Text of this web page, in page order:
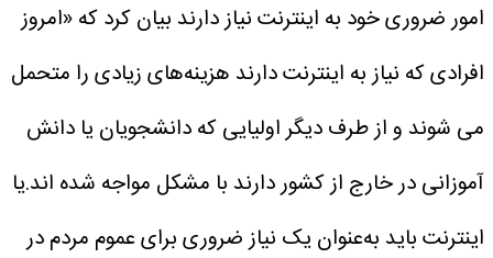
امور ضروری خود به اینترنت نیاز دارند بیان کرد که «امروز
افرادی که نیاز به اینترنت دارند هزینه‌های زیادی را متحمل
می شوند و از طرف دیگر اولیایی که دانشجویان یا دانش
آموزانی در خارج از کشور دارند با مشکل مواجه شده اند.یا
اینترنت باید به‌عنوان یک نیاز ضروری برای عموم مردم در